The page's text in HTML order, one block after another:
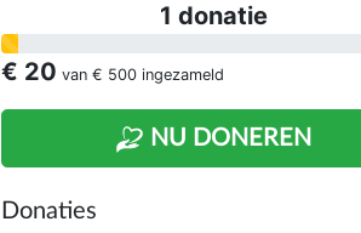
1 donatie
€ 20 van € 500 ingezameld
NU DONEREN
Donaties